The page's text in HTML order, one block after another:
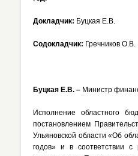
Докладчик: Буцкая Е.В.
Содокладчик: Гречников О.В.
Буцкая Е.В. – Министр
Исполнение областного
постановлением
Ульяновской области «Об
годов» и в соответствии